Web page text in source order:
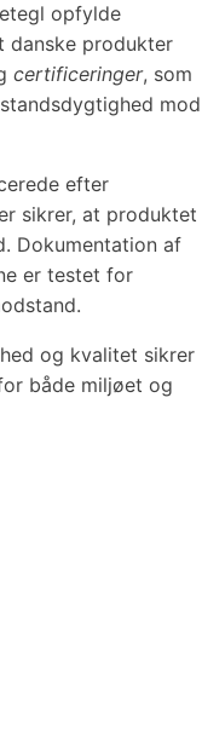
opfylde
danske produkter
certificeringer, som
mod
efter
sikrer, at produktet
Dokumentation af
er testet for
og kvalitet sikrer
både miljøet og